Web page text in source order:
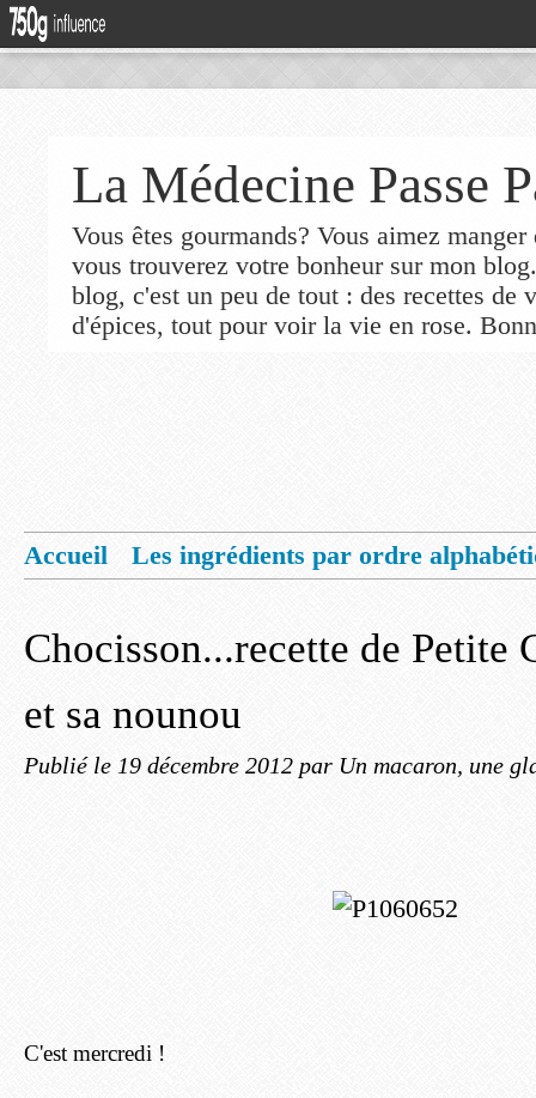
La Médecine Passe
Vous êtes gourmands? Vous aimez
vous trouverez votre bonheur sur mon
blog, c'est un peu de tout : des recettes de
d'épices, tout pour voir la vie en rose.
Accueil
Les ingrédients par ordre
Chocisson...recette de Petite
et sa nounou
Publié le 19 décembre 2012 par Un macaron, une
C'est mercredi !